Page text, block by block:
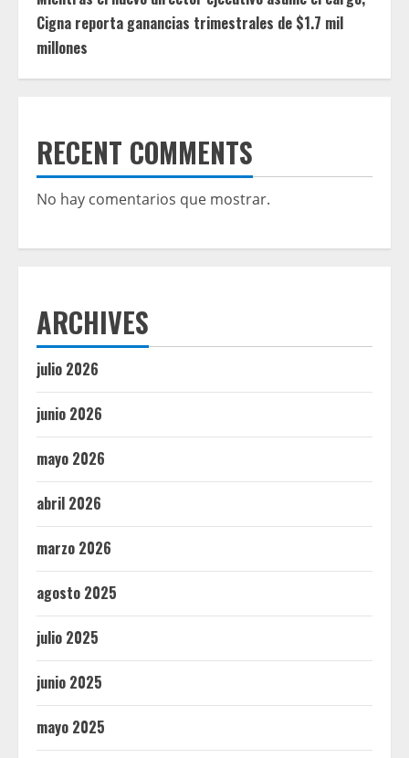
Cigna reporta ganancias trimestrales de $1.7 mil
millones
RECENT COMMENTS
No hay comentarios que mostrar.
ARCHIVES
julio 2026
junio 2026
mayo 2026
abril 2026
marzo 2026
agosto 2025
julio 2025
junio 2025
mayo 2025